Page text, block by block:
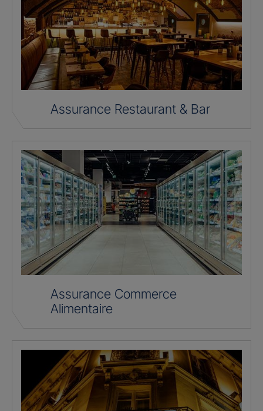
Assurance Restaurant & Bar
Assurance Commerce
Alimentaire